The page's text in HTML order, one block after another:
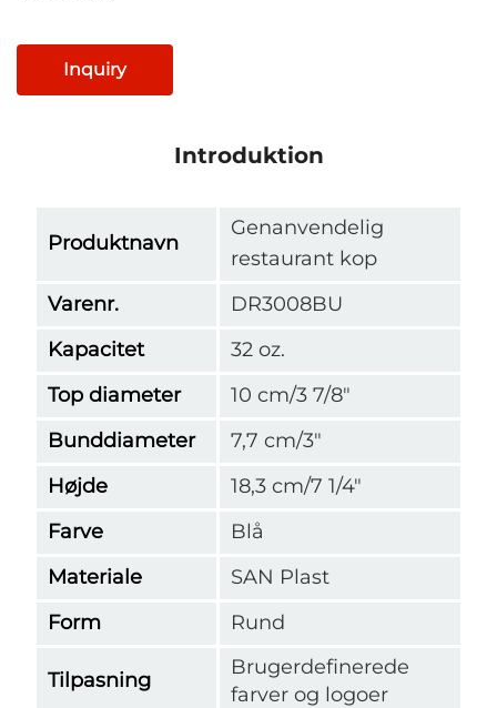
Inquiry
Introduktion
Produktnavn
Genanvendelig
restaurant kop
Varenr.
DR3008BU
Kapacitet
32 oz.
Top diameter
10 cm/3 7/8"
Bunddiameter
7,7 cm/3"
Højde
18,3 cm/7 1/4"
Farve
Blå
Materiale
SAN Plast
Form
Rund
Tilpasning
Brugerdefinerede
farver og logoer